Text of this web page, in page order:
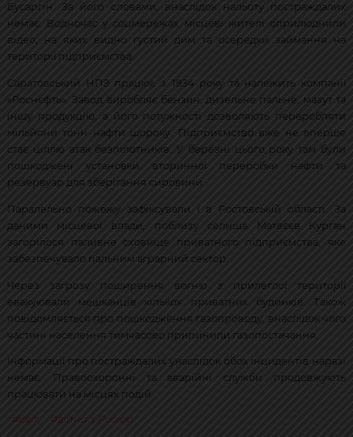
Бусаргін. За його словами, внаслідок нальоту постраждалих
немає. Водночас у соцмережах місцеві жителі оприлюднили
відео, на яких видно густий дим та осередки займання на
території підприємства.
Саратовський НПЗ працює з 1934 року та належить компанії
«Роснєфть». Завод виробляє бензин, дизельне пальне, мазут та
іншу продукцію, а його потужності дозволяють переробляти
мільйони тонн нафти щороку. Підприємство вже не вперше
стає ціллю атак безпілотників. У березні цього року там були
пошкоджені установки вторинної переробки нафти та
резервуар для зберігання сировини.
Паралельно пожежу зафіксували і в Ростовській області. За
даними місцевої влади, поблизу селища Матвєєв Курган
загорілося паливне сховище приватного підприємства, яке
забезпечувало пальним аграрний сектор.
Через загрозу поширення вогню з прилеглої території
евакуювали мешканців кількох приватних будинків. Також
повідомляється про пошкодження газопроводу, внаслідок чого
частині населення тимчасово припинили газопостачання.
Інформації про постраждалих унаслідок обох інцидентів наразі
немає. Правоохоронні та аварійні служби продовжують
працювати на місцях подій.
світ, війна з Росією